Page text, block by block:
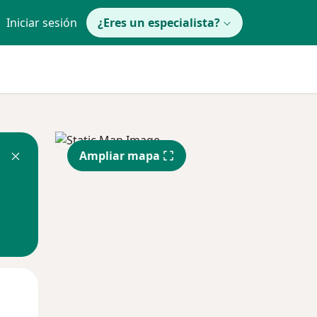
Iniciar sesión ¿Eres un especialista?
Ampliar mapa